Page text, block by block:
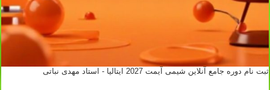
ثبت نام دوره جامع آنلاین شیمی آیمت 2027 ایتالیا - استاد مهدی نباتی